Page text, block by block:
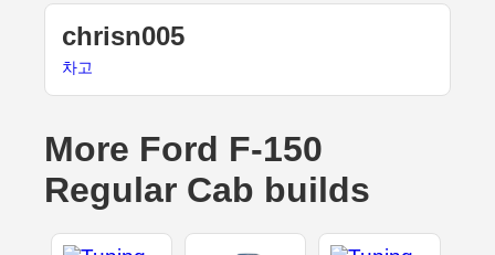
chrisn005
차고
More Ford F-150
Regular Cab builds